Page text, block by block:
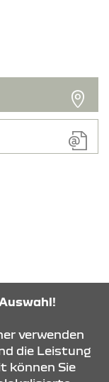
verwenden
die Leistung
können Sie